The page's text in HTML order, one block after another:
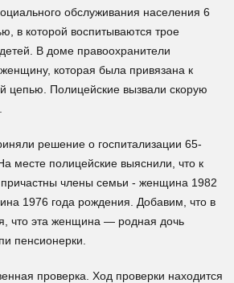
обслуживания населения 6
в которой воспитываются трое
В доме правоохранители
которая была привязана к
цепью. Полицейские вызвали скорую
решение о госпитализации 65-
месте полицейские выяснили, что к
причастны члены семьи - женщина 1982
1976 года рождения. Добавим, что в
что эта женщина — родная дочь
пенсионерки.
проверка. Ход проверки находится